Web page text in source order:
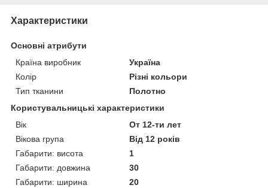
Характеристики
Основні атрибути
Країна виробник
Україна
Колір
Різні кольори
Тип тканини
Полотно
Користувальницькі характеристики
Вік
От 12-ти лет
Вікова група
Від 12 років
Габарити: висота
1
Габарити: довжина
30
Габарити: ширина
20